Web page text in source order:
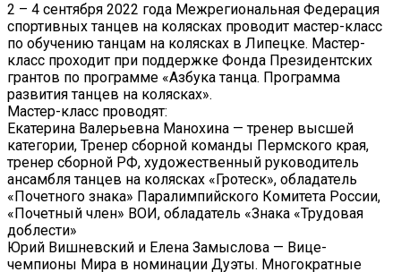
2 – 4 сентября 2022 года Межрегиональная Федерация
спортивных танцев на колясках проводит мастер-класс
по обучению танцам на колясках в Липецке. Мастер-
класс проходит при поддержке Фонда Президентских
грантов по программе «Азбука танца. Программа
развития танцев на колясках».
Мастер-класс проводят:
Екатерина Валерьевна Манохина — тренер высшей
категории, Тренер сборной команды Пермского края,
тренер сборной РФ, художественный руководитель
ансамбля танцев на колясках «Гротеск», обладатель
«Почетного знака» Паралимпийского Комитета России,
«Почетный член» ВОИ, обладатель «Знака «Трудовая
доблести»
Юрий Вишневский и Елена Замыслова — Вице-
чемпионы Мира в номинации Дуэты. Многократные